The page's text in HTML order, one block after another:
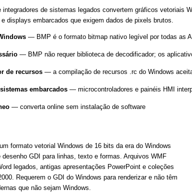
integradores de sistemas legados convertem gráficos vetoriais
displays embarcados que exigem dados de pixels brutos.
— BMP é o formato bitmap nativo legível por todas as
— BMP não requer biblioteca de decodificador; os
de recursos — a compilação de recursos .rc do Windows
embarcados — microcontroladores e painéis HMI
— converta online sem instalação de software
formato vetorial Windows de 16 bits da era do Windows
GDI para linhas, texto e formas. Arquivos WMF
legados, antigas apresentações PowerPoint e coleções
Requerem o GDI do Windows para renderizar e não têm
que não sejam Windows.